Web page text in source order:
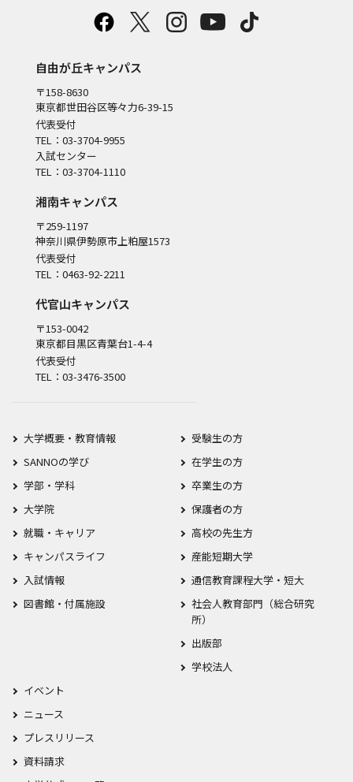
自由が丘キャンパス
〒158-8630
東京都世田谷区等々力6-39-15
代表受付
TEL：03-3704-9955
入試センター
TEL：03-3704-1110
湘南キャンパス
〒259-1197
神奈川県伊勢原市上粕屋1573
代表受付
TEL：0463-92-2211
代官山キャンパス
〒153-0042
東京都目黒区青葉台1-4-4
代表受付
TEL：03-3476-3500
大学概要・教育情報
SANNOの学び
学部・学科
大学院
就職・キャリア
キャンパスライフ
入試情報
図書館・付属施設
受験生の方
在学生の方
卒業生の方
保護者の方
高校の先生方
産能短期大学
通信教育課程大学・短大
社会人教育部門（総合研究
所）
出版部
学校法人
イベント
ニュース
プレスリリース
資料請求